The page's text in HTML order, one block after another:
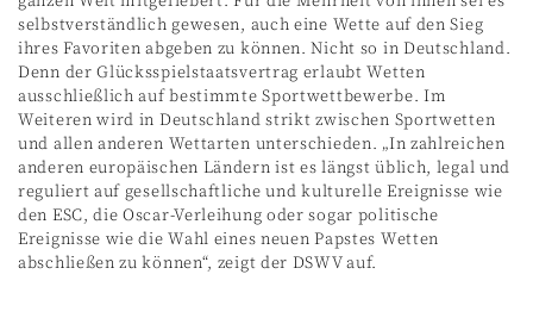
selbstverständlich gewesen, auch eine Wette auf den Sieg
ihres Favoriten abgeben zu können. Nicht so in Deutschland.
Denn der Glücksspielstaatsvertrag erlaubt Wetten
ausschließlich auf bestimmte Sportwettbewerbe. Im
Weiteren wird in Deutschland strikt zwischen Sportwetten
und allen anderen Wettarten unterschieden. „In zahlreichen
anderen europäischen Ländern ist es längst üblich, legal und
reguliert auf gesellschaftliche und kulturelle Ereignisse wie
den ESC, die Oscar-Verleihung oder sogar politische
Ereignisse wie die Wahl eines neuen Papstes Wetten
abschließen zu können“, zeigt der DSWV auf.